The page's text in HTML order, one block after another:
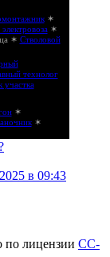
✶
✶
✶ Стволовой
технолог
участка
✶
✶
в 09:43
по лицензии CC-